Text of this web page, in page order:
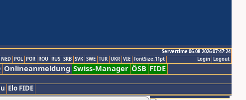
Servertime 06.08.2026 07:47:24
Logout
Login
NED POL POR ROU RUS SRB SVK SWE TUR UKR VIE FontSize:11pt
Onlineanmeldung Swiss-Manager ÖSB FIDE
Elo FIDE